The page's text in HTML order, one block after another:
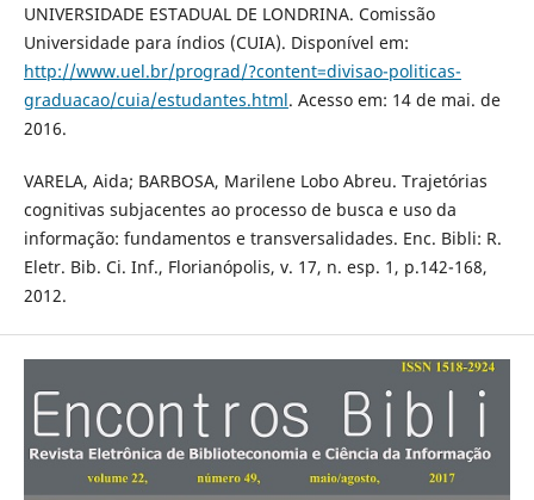
UNIVERSIDADE ESTADUAL DE LONDRINA. Comissão
Universidade para índios (CUIA). Disponível em:
http://www.uel.br/prograd/?content=divisao-politicas-
graduacao/cuia/estudantes.html. Acesso em: 14 de mai. de
2016.
VARELA, Aida; BARBOSA, Marilene Lobo Abreu. Trajetórias
cognitivas subjacentes ao processo de busca e uso da
informação: fundamentos e transversalidades. Enc. Bibli: R.
Eletr. Bib. Ci. Inf., Florianópolis, v. 17, n. esp. 1, p.142-168,
2012.